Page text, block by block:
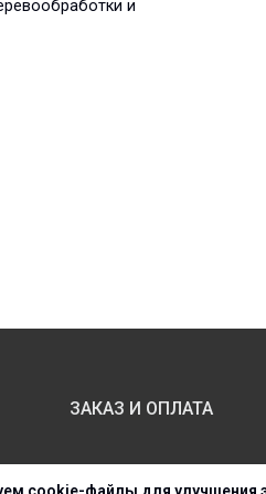
и
ЗАКАЗ И ОПЛАТА